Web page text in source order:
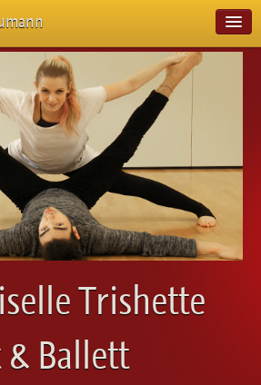
Trishette
Ballett